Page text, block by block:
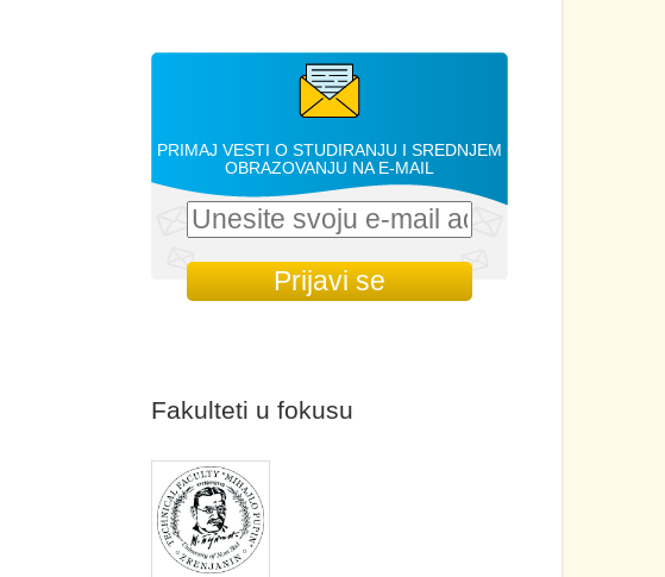
PRIMAJ VESTI O STUDIRANJU I SREDNJEM
OBRAZOVANJU NA E-MAIL
Fakulteti u fokusu